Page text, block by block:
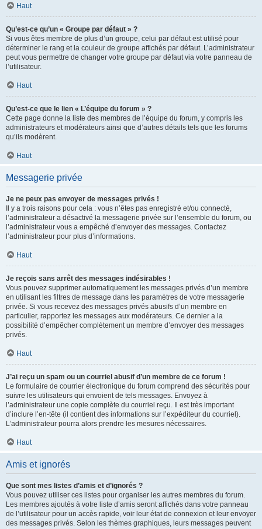
Haut
Qu’est-ce qu’un « Groupe par défaut » ?
Si vous êtes membre de plus d’un groupe, celui par défaut est utilisé pour
déterminer le rang et la couleur de groupe affichés par défaut. L’administrateur
peut vous permettre de changer votre groupe par défaut via votre panneau de
l’utilisateur.
Haut
Qu’est-ce que le lien « L’équipe du forum » ?
Cette page donne la liste des membres de l’équipe du forum, y compris les
administrateurs et modérateurs ainsi que d’autres détails tels que les forums
qu’ils modèrent.
Haut
Messagerie privée
Je ne peux pas envoyer de messages privés !
Il y a trois raisons pour cela : vous n’êtes pas enregistré et/ou connecté,
l’administrateur a désactivé la messagerie privée sur l’ensemble du forum, ou
l’administrateur vous a empêché d’envoyer des messages. Contactez
l’administrateur pour plus d’informations.
Haut
Je reçois sans arrêt des messages indésirables !
Vous pouvez supprimer automatiquement les messages privés d’un membre
en utilisant les filtres de message dans les paramètres de votre messagerie
privée. Si vous recevez des messages privés abusifs d’un membre en
particulier, rapportez les messages aux modérateurs. Ce dernier a la
possibilité d’empêcher complètement un membre d’envoyer des messages
privés.
Haut
J’ai reçu un spam ou un courriel abusif d’un membre de ce forum !
Le formulaire de courrier électronique du forum comprend des sécurités pour
suivre les utilisateurs qui envoient de tels messages. Envoyez à
l’administrateur une copie complète du courriel reçu. Il est très important
d’inclure l’en-tête (il contient des informations sur l’expéditeur du courriel).
L’administrateur pourra alors prendre les mesures nécessaires.
Haut
Amis et ignorés
Que sont mes listes d’amis et d’ignorés ?
Vous pouvez utiliser ces listes pour organiser les autres membres du forum.
Les membres ajoutés à votre liste d’amis seront affichés dans votre panneau
de l’utilisateur pour un accès rapide, voir leur état de connexion et leur envoyer
des messages privés. Selon les thèmes graphiques, leurs messages peuvent